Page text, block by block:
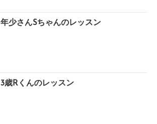
年少さんSちゃんのレッスン
3歳Rくんのレッスン